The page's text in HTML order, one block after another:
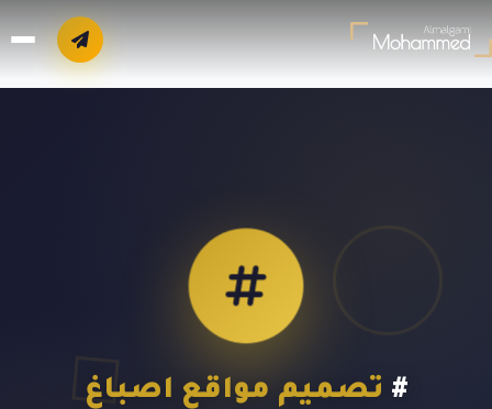
# تصميم مواقع اصباغ